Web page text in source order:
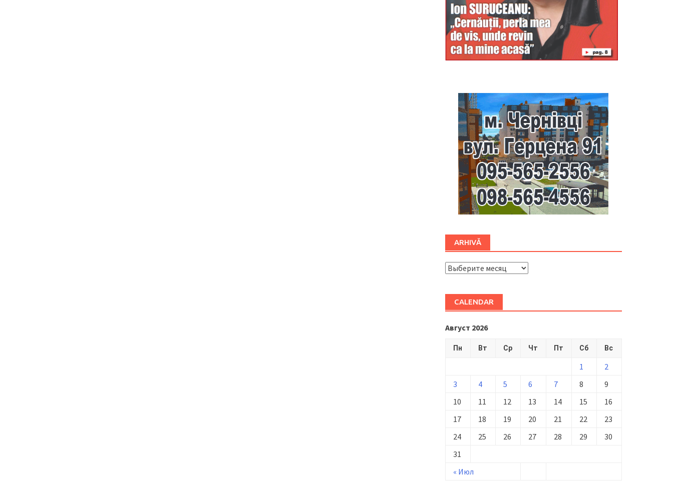
ARHIVĂ
ARHIVĂ
CALENDAR
Август 2026
Пн Вт Ср Чт Пт Сб Вс
« Июл
1
2
3
4 5 6 7 8
9
10
11 12 13 14 15
16
17
18 19 20 21 22
23
24
25 26 27 28 29
30
31